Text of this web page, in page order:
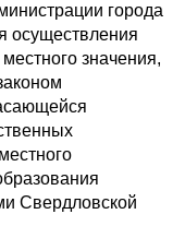
города
осуществления
значения,
Свердловской